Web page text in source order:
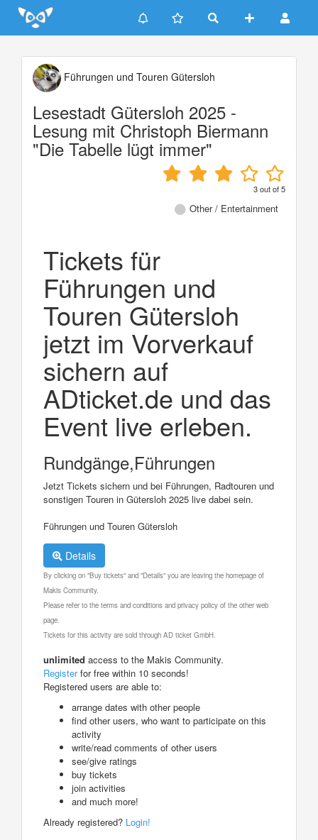
Update cookies preferences
Führungen und Touren Gütersloh
Lesestadt Gütersloh 2025 -
Lesung mit Christoph Biermann
"Die Tabelle lügt immer"
3out of5
Other / Entertainment
Tickets für
Führungen und
Touren Gütersloh
jetzt im Vorverkauf
sichern auf
ADticket.de und das
Event live erleben.
Rundgänge,Führungen
Jetzt Tickets sichern und bei Führungen, Radtouren und
sonstigen Touren in Gütersloh 2025 live dabei sein.
Führungen und Touren Gütersloh
Details
By clicking on "Buy tickets" and "Details" you are leaving the homepage of
Makis Community.
Please refer to the terms and conditions and privacy policy of the other web
page.
Tickets for this activity are sold through AD ticket GmbH.
unlimited access to the Makis Community.
Registerfor free within 10 seconds!
Registered users are able to:
arrange dates with other people
find other users, who want to participate on this
activity
write/read comments of other users
see/give ratings
buy tickets
join activities
and much more!
Already registered? Login!